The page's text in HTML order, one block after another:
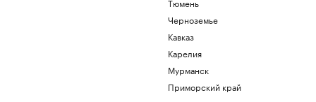
Черноземье
Кавказ
Карелия
Мурманск
Приморский край